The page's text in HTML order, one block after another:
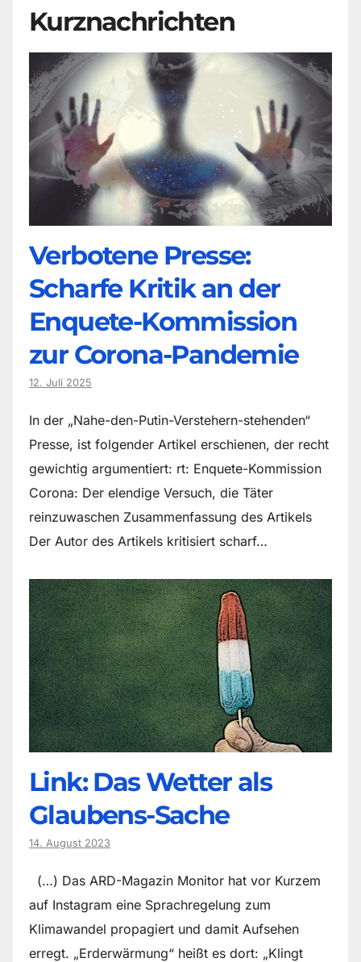
Kurznachrichten
Verbotene Presse:
Scharfe Kritik an der
Enquete-Kommission
zur Corona-Pandemie
12. Juli 2025
In der „Nahe-den-Putin-Verstehern-stehenden“
Presse, ist folgender Artikel erschienen, der recht
gewichtig argumentiert: rt: Enquete-Kommission
Corona: Der elendige Versuch, die Täter
reinzuwaschen Zusammenfassung des Artikels
Der Autor des Artikels kritisiert scharf…
Link: Das Wetter als
Glaubens-Sache
14. August 2023
(…) Das ARD-Magazin Monitor hat vor Kurzem
auf Instagram eine Sprachregelung zum
Klimawandel propagiert und damit Aufsehen
erregt. „Erderwärmung“ heißt es dort: „Klingt